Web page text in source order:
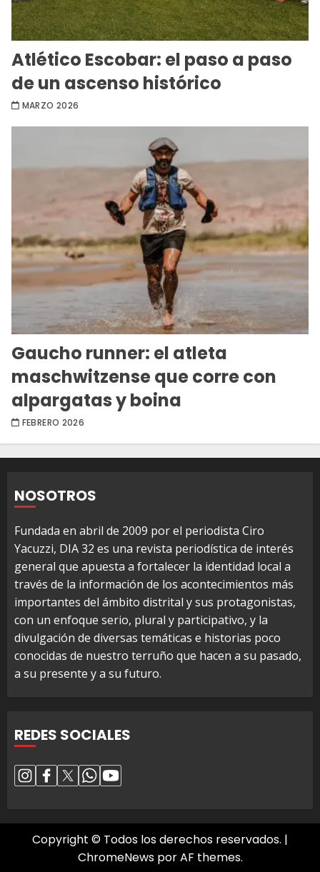
Atlético Escobar: el paso a paso
de un ascenso histórico
MARZO 2026
Gaucho runner: el atleta
maschwitzense que corre con
alpargatas y boina
FEBRERO 2026
NOSOTROS
Fundada en abril de 2009 por el periodista Ciro
Yacuzzi, DIA 32 es una revista periodística de interés
general que apuesta a fortalecer la identidad local a
través de la información de los acontecimientos más
importantes del ámbito distrital y sus protagonistas,
con un enfoque serio, plural y participativo, y la
divulgación de diversas temáticas e historias poco
conocidas de nuestro terruño que hacen a su pasado,
a su presente y a su futuro.
REDES SOCIALES
Copyright © Todos los derechos reservados. |
ChromeNewspor AF themes.